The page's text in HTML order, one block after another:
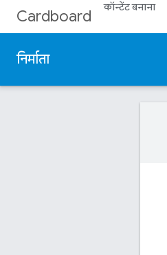
Cardboard कॉन्टेंट बनाना
निर्माता